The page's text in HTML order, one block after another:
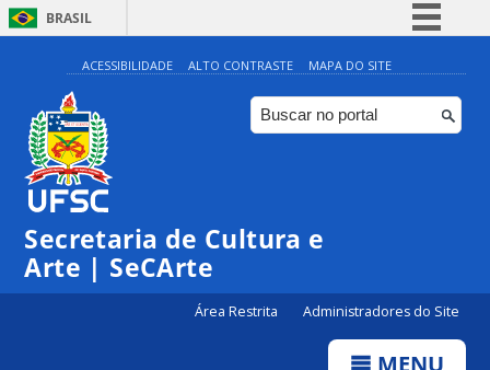
BRASIL
Simplifique!
Comunica BR
Participe
ACESSIBILIDADE ALTO CONTRASTE MAPA DO SITE
Secretaria de Cultura e
Arte | SeCArte
Área Restrita Administradores do Site
MENU
0:00
1:00